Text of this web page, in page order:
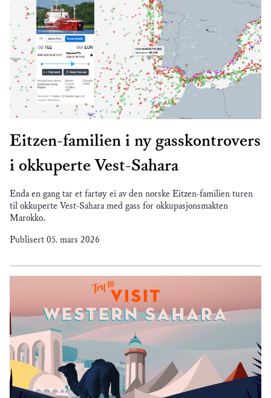
Eitzen-familien i ny gasskontrovers
i okkuperte Vest-Sahara
Enda en gang tar et fartøy ei av den norske Eitzen-familien turen
til okkuperte Vest-Sahara med gass for okkupasjonsmakten
Marokko.
Publisert 05. mars 2026